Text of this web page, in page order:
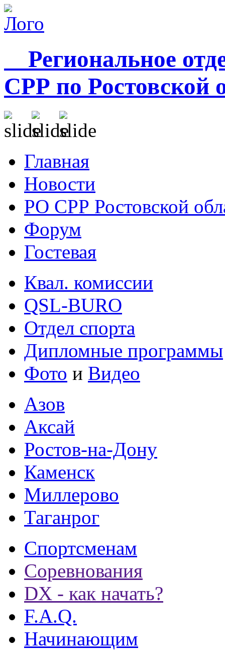
Региональное
СРР по Ростовской
Главная
Новости
РО СРР Ростовской
Форум
Гостевая
Квал. комиссии
QSL-BURO
Отдел спорта
Дипломные программы
Фото и Видео
Азов
Аксай
Ростов-на-Дону
Каменск
Миллерово
Таганрог
Спортсменам
Соревнования
DX - как начать?
F.A.Q.
Начинающим